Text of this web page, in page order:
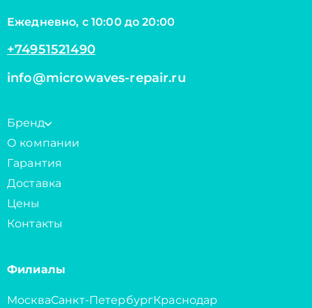
Ежедневно, с 10:00 до 20:00
+74951521490
info@microwaves-repair.ru
Бренд
О компании
Гарантия
Доставка
Цены
Контакты
Филиалы
МоскваСанкт-ПетербургКраснодар